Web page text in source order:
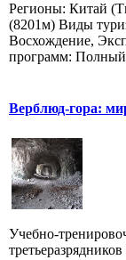
Регионы: Китай
(8201м) Виды
Восхождение,
программ: Полный
Верблюд-гора:
Учебно-